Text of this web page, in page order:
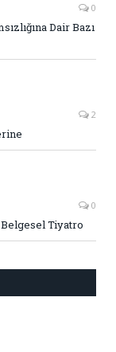
0
Dair Bazı
2
0
Tiyatro